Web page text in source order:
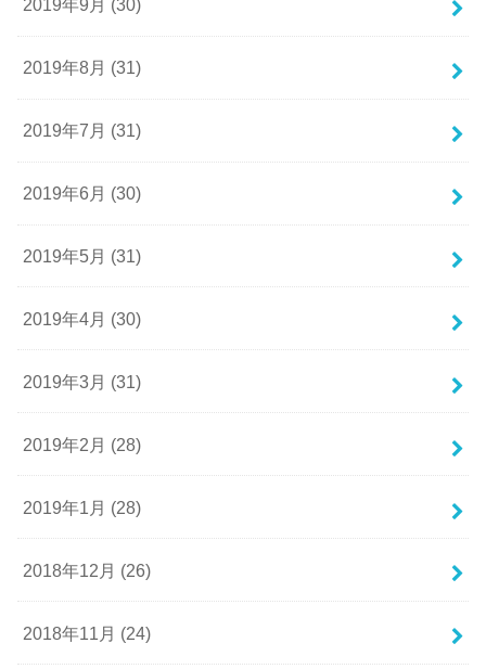
2019年9月 (30)
2019年8月 (31)
2019年7月 (31)
2019年6月 (30)
2019年5月 (31)
2019年4月 (30)
2019年3月 (31)
2019年2月 (28)
2019年1月 (28)
2018年12月 (26)
2018年11月 (24)